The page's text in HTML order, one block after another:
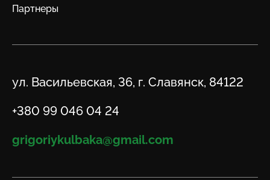
Партнеры
Адрес
ул. Васильевская, 36, г. Славянск, 84122
Телефон
+380 99 046 04 24
Email
grigoriykulbaka@gmail.com